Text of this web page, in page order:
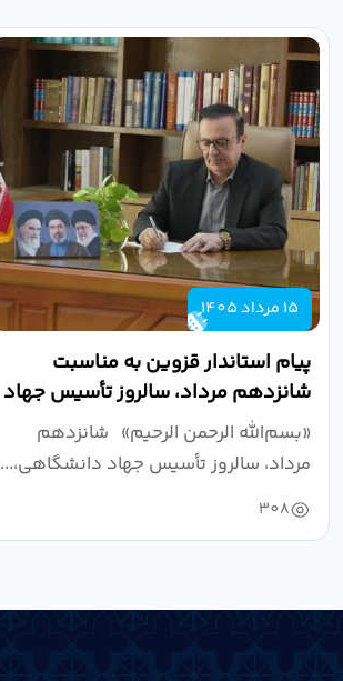
15 مرداد 1405
پیام استاندار قزوین به مناسبت
شانزدهم مرداد، سالروز تأسیس جهاد
دانشگاهی
«بسم‌الله الرحمن الرحیم» شانزدهم
مرداد، سالروز تأسیس جهاد دانشگاهی،...
308